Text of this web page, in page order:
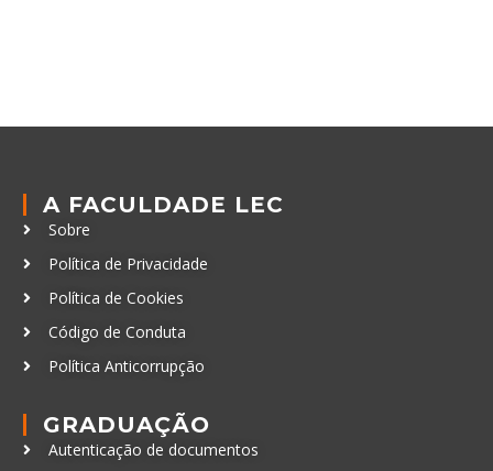
A FACULDADE LEC
Sobre
Política de Privacidade
Política de Cookies
Código de Conduta
Política Anticorrupção
GRADUAÇÃO
Autenticação de documentos